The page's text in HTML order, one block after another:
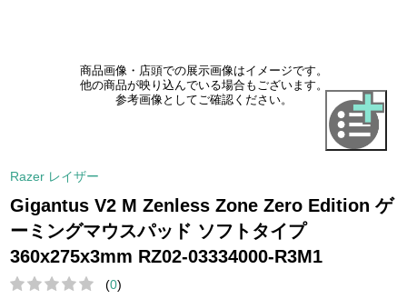
商品画像・店頭での展示画像はイメージです。
他の商品が映り込んでいる場合もございます。
参考画像としてご確認ください。
Razer レイザー
Gigantus V2 M Zenless Zone Zero Edition ゲ
ーミングマウスパッド ソフトタイプ
360x275x3mm RZ02-03334000-R3M1
(0)